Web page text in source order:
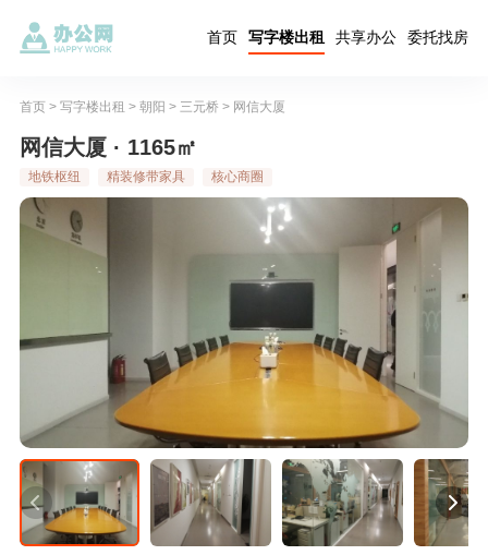
首页 写字楼出租 共享办公 委托找房
首页> 写字楼出租 > 朝阳 > 三元桥 > 网信大厦
网信大厦 · 1165㎡
地铁枢纽 精装修带家具 核心商圈